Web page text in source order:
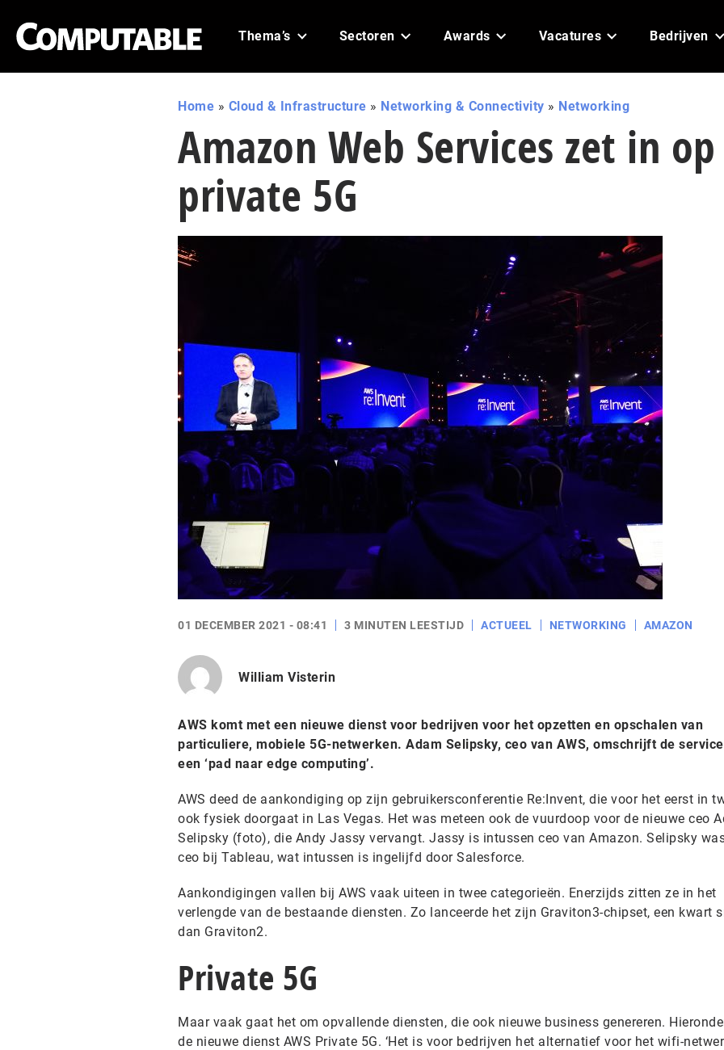
Thema’s Sectoren Awards Vacatures Bedrijven
Home » Cloud & Infrastructure » Networking & Connectivity » Networking
Amazon Web Services zet in op
private 5G
01 DECEMBER 2021 - 08:41 3 MINUTEN LEESTIJD ACTUEEL NETWORKING AMAZON
William Visterin
AWS komt met een nieuwe dienst voor bedrijven voor het opzetten en opschalen van
particuliere, mobiele 5G-netwerken. Adam Selipsky, ceo van AWS, omschrijft de
een ‘pad naar edge computing’.
AWS deed de aankondiging op zijn gebruikersconferentie Re:Invent, die voor het eerst in
ook fysiek doorgaat in Las Vegas. Het was meteen ook de vuurdoop voor de nieuwe ceo
Selipsky (foto), die Andy Jassy vervangt. Jassy is intussen ceo van Amazon. Selipsky
ceo bij Tableau, wat intussen is ingelijfd door Salesforce.
Aankondigingen vallen bij AWS vaak uiteen in twee categorieën. Enerzijds zitten ze in het
verlengde van de bestaande diensten. Zo lanceerde het zijn Graviton3-chipset, een kwart
dan Graviton2.
Private 5G
Maar vaak gaat het om opvallende diensten, die ook nieuwe business genereren.
de nieuwe dienst AWS Private 5G. ‘Het is voor bedrijven het alternatief voor het wifi-